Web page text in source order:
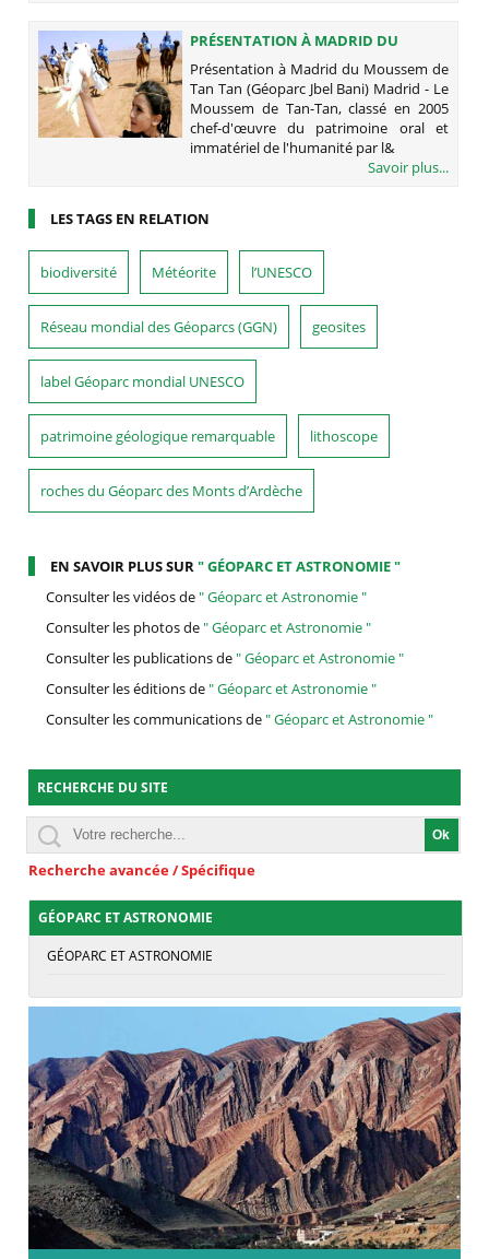
PRÉSENTATION À MADRID DU
MOUSSEM DE TAN TAN (GÉOPARC
JBEL BANI)
Présentation à Madrid du Moussem de
Tan Tan (Géoparc Jbel Bani) Madrid - Le
Moussem de Tan-Tan, classé en 2005
chef-d'œuvre du patrimoine oral et
immatériel de l'humanité par l&
Savoir plus...
LES TAGS EN RELATION
biodiversité Météorite l’UNESCO
Réseau mondial des Géoparcs (GGN) geosites
label Géoparc mondial UNESCO
patrimoine géologique remarquable lithoscope
roches du Géoparc des Monts d’Ardèche
EN SAVOIR PLUS SUR" GÉOPARC ET ASTRONOMIE "
Consulter les vidéos de" Géoparc et Astronomie "
Consulter les photos de" Géoparc et Astronomie "
Consulter les publications de" Géoparc et Astronomie "
Consulter les éditions de" Géoparc et Astronomie "
Consulter les communications de" Géoparc et Astronomie "
RECHERCHE DU SITE
Recherche avancée / Spécifique
GÉOPARC ET ASTRONOMIE
GÉOPARC ET ASTRONOMIE